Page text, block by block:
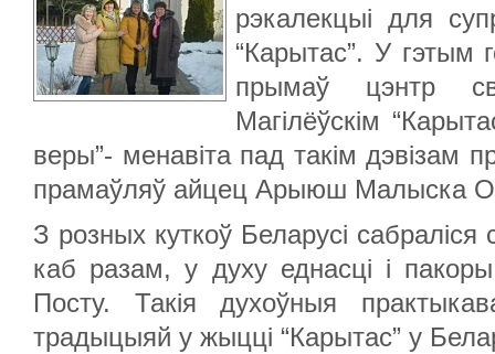
рэкалекцыі для
“Карытас”. У гэтым
прымаў цэнтр
Магілёўскім
веры”- менавіта пад такім дэвізам
прамаўляў айцец Арыюш Малыска
З розных куткоў Беларусі сабраліся
каб разам, у духу еднасці і
Посту. Такія духоўныя
традыцыяй у жыцці “Карытас” у